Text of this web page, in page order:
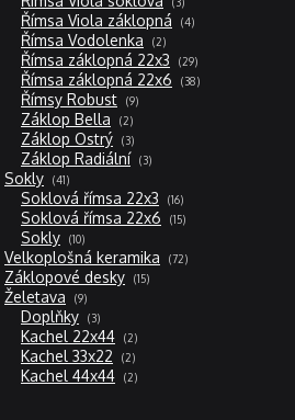
produkty
Římsa Viola záklopná 44
produkty
Římsa Vodolenka 22
produkty
Římsa záklopná 22x3 2929
produktů
Římsa záklopná 22x6 3838
produktů
Římsy Robust 99
produktů
Záklop Bella 22
produkty
Záklop Ostrý 33
produkty
Záklop Radiální 33
produkty
Sokly 4141
produktů
Soklová římsa 22x3 1616
produktů
Soklová římsa 22x6 1515
produktů
Sokly 1010
produktů
Velkoplošná keramika 7272
produktů
Záklopové desky 1515
produktů
Želetava 99
produktů
Doplňky 33
produkty
Kachel 22x44 22
produkty
Kachel 33x22 22
produkty
Kachel 44x44 22
produkty